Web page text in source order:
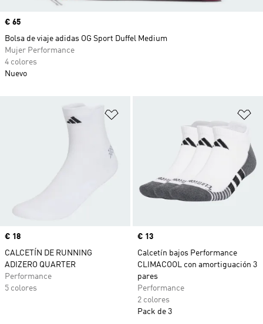
Precio
€ 18
CALCETÍN DE RUNNING
ADIZERO QUARTER
Performance
5 colores
Precio
€ 13
Calcetín bajos Performance
CLIMACOOL con amortiguación 3
pares
Performance
2 colores
Pack de 3
Precio
€ 65
Bolsa de viaje adidas OG Sport Duffel Medium
Mujer Performance
4 colores
Nuevo